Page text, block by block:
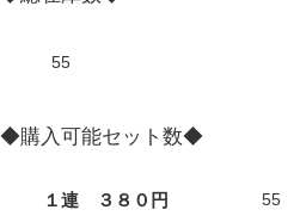
55
◆購入可能セット数◆
１連 ３８０円 55